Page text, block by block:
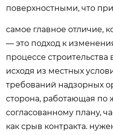
поверхностными, что
самое главное отличие,
— это подход к
процессе строительства
исходя из местных
требований надзорных
сторона, работающая по
согласованному плану,
как срыв контракта.